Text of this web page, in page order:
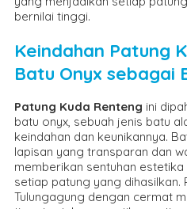
bernilai tinggi.
Keindahan Patung
Batu Onyx sebagai
Patung Kuda Renteng ini
batu onyx, sebuah jenis batu
keindahan dan keunikannya.
lapisan yang transparan dan
memberikan sentuhan
setiap patung yang
Tulungagung dengan cermat